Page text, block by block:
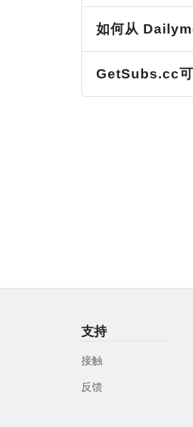
如何从
GetSubs.cc可
支持
接触
反馈